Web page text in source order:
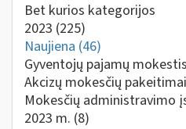
Bet kurios kategorijos
2023 (225)
Naujiena (46)
Gyventojų pajamų mokestis
Akcizų mokesčių
Mokesčių administravimo
2023 m. (8)